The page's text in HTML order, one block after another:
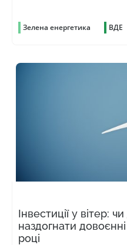
Зелена енергетика ВДЕ
Інвестиції у вітер:
наздогнати
році